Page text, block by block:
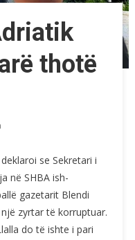
thotë
se Sekretari i
në SHBA ish-
gazetarit Blendi
zyrtar të korruptuar.
do të ishte i pari